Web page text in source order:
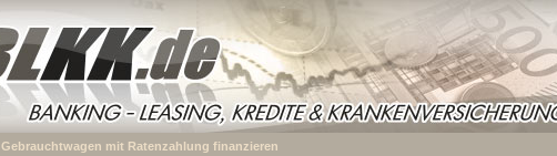
Gebrauchtwagen mit Ratenzahlung finanzieren